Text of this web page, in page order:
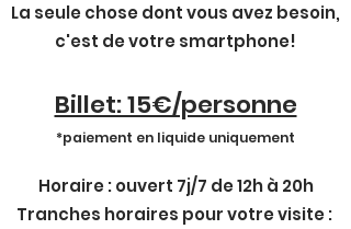
La seule chose dont vous avez besoin,
c'est de votre smartphone!
Billet: 15€/personne
*paiement en liquide uniquement
Horaire : ouvert 7j/7 de 12h à 20h
Tranches horaires pour votre visite :